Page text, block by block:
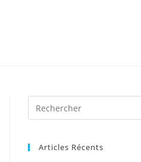
Articles Récents